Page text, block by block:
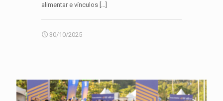
alimentar e vínculos […]
30/10/2025